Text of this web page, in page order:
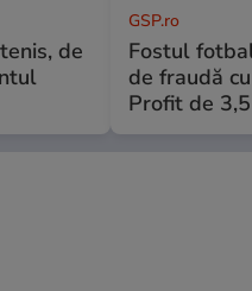
de
GSP.ro
Fostul
de fraudă
Profit de